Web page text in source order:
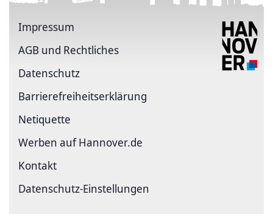
Impressum
AGB und Rechtliches
Datenschutz
Barriere­freiheits­erklärung
Netiquette
Werben auf Hannover.de
Kontakt
Datenschutz-Einstellungen